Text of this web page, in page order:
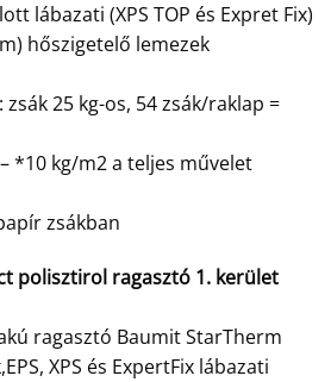
lábazati (XPS TOP és Expret Fix)
hőszigetelő lemezek
25 kg-os, 54 zsák/raklap =
*10 kg/m2 a teljes művelet
zsákban
polisztirol ragasztó 1. kerület
ragasztó Baumit StarTherm
XPS és ExpertFix lábazati